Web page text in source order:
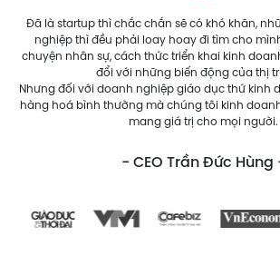
Đã là startup thì chắc chắn sẽ có khó khăn,
nghiệp thì đều phải loay hoay đi tìm cho
chuyện nhân sự, cách thức triển khai kinh
đổi với những biến động của thị
Nhưng đối với doanh nghiệp giáo dục thứ kinh
hàng hoá bình thường mà chúng tôi kinh
mang giá trị cho mọi người.
- CEO Trần Đức Hùng